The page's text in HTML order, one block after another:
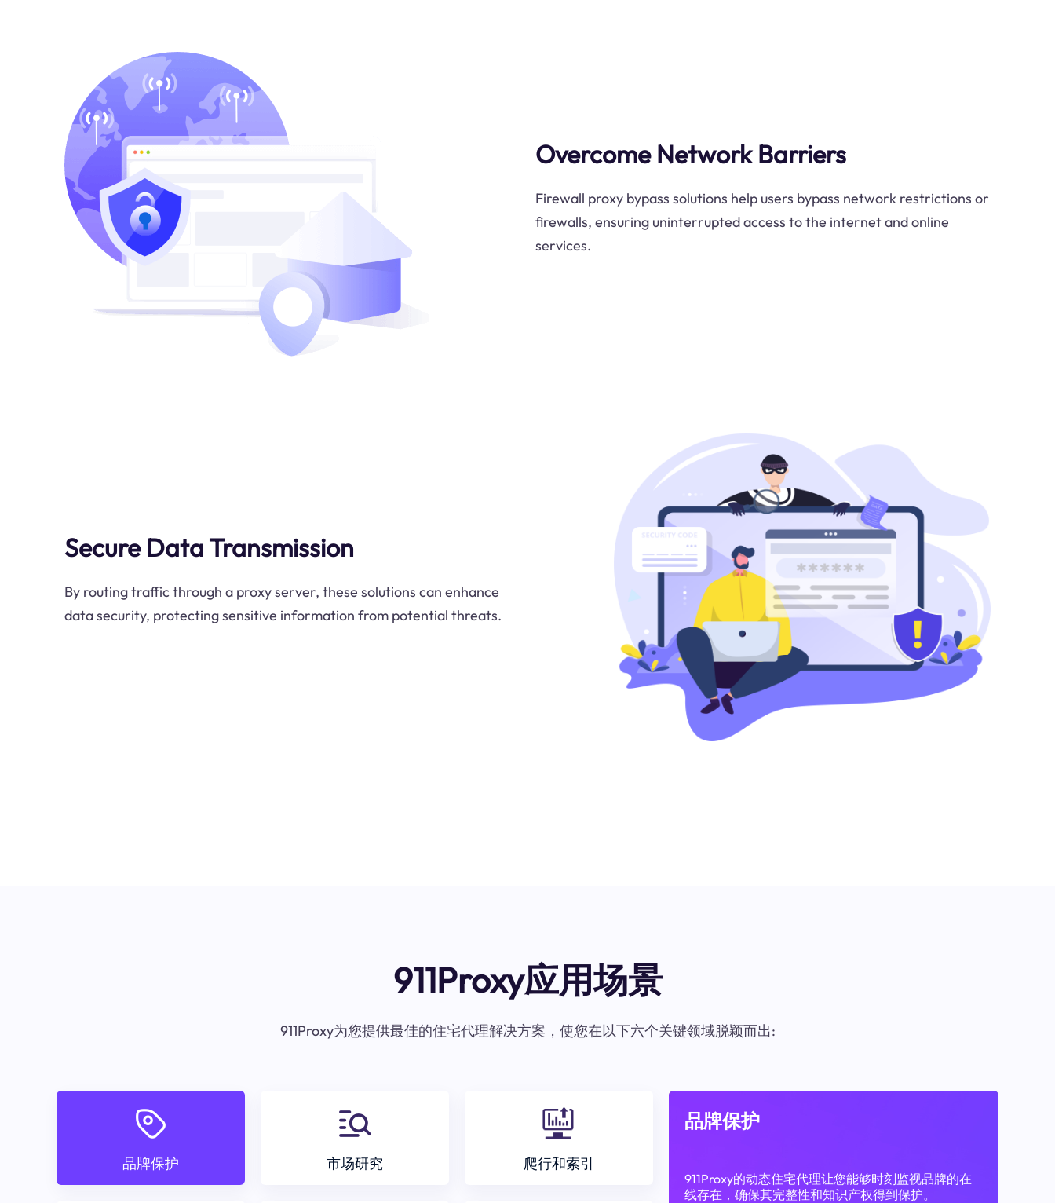
Overcome Network Barriers
Firewall proxy bypass solutions help users bypass network restrictions or
firewalls, ensuring uninterrupted access to the internet and online
services.
Secure Data Transmission
By routing traffic through a proxy server, these solutions can enhance
data security, protecting sensitive information from potential threats.
911Proxy应用场景
911Proxy为您提供最佳的住宅代理解决方案，使您在以下六个关键领域脱颖而出:
品牌保护 市场研究 爬行和索引
品牌保护
911Proxy的动态住宅代理让您能够时刻监视品牌的在
线存在，确保其完整性和知识产权得到保护。